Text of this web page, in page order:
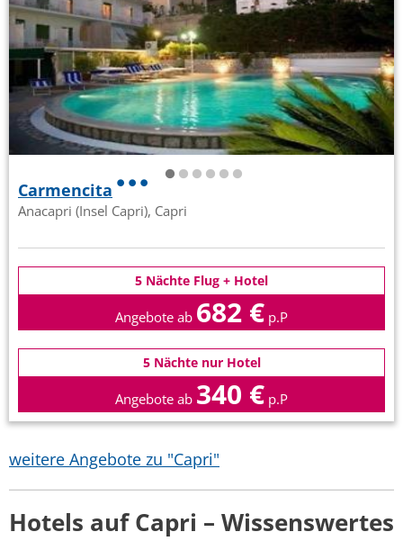
Carmencita
Anacapri (Insel Capri), Capri
5 Nächte Flug + Hotel
Angebote ab 682 € p.P
5 Nächte nur Hotel
Angebote ab 340 € p.P
weitere Angebote zu "Capri"
Hotels auf Capri – Wissenswertes